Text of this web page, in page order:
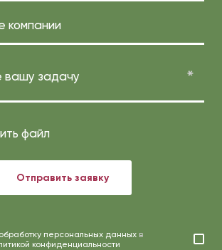
компании
задачу
файл
Отправить заявку
персональных данных в
конфиденциальности